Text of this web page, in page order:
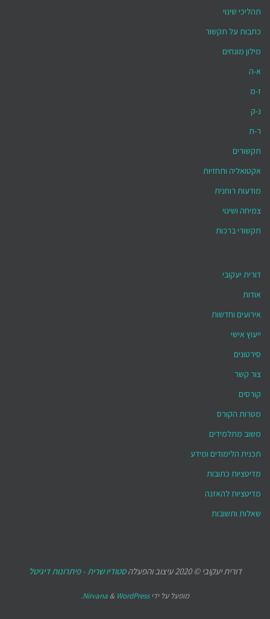
תהליכי שינוי
כתבות על תקשור
מילון מונחים
א-ה
ז-מ
נ-ק
ר-ת
תקשורים
אקטואליה ותחזיות
מודעות רוחנית
צמיחה ושינוי
תקשורי ברכות
דורית יעקובי
אודות
אירועים וחדשות
ייעוץ אישי
סירטונים
צור קשר
קורסים
מטרות הקורס
משוב מתלמידים
תכנית הלימודים ומידע
מדיטציות כתובות
מדיטציות להאזנה
שאלות ותשובות
דורית יעקובי © 2020 עיצוב והפעלה סטודיו שרית - פיתרונות דיגיטל
מופעל על ידי Nirvana & WordPress.